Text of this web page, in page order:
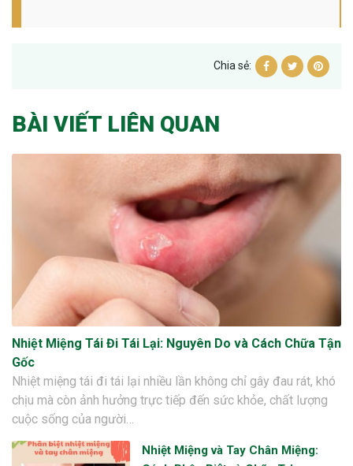
Chia sẻ:
BÀI VIẾT LIÊN QUAN
Nhiệt Miệng Tái Đi Tái Lại: Nguyên Do và Cách Chữa Tận
Gốc
Nhiệt miệng tái đi tái lại nhiều lần không chỉ gây đau rát, khó
chịu mà còn ảnh hưởng trực tiếp đến sức khỏe, chất lượng
cuộc sống của người…
Nhiệt Miệng và Tay Chân Miệng: